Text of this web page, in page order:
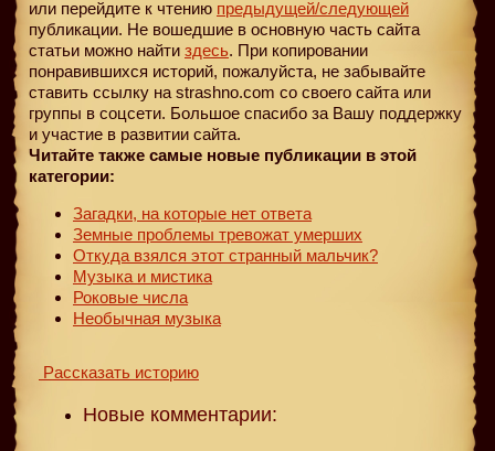
или перейдите к чтению предыдущей/следующей
публикации. Не вошедшие в основную часть сайта
статьи можно найти здесь. При копировании
понравившихся историй, пожалуйста, не забывайте
ставить ссылку на strashno.com со своего сайта или
группы в соцсети. Большое спасибо за Вашу поддержку
и участие в развитии сайта.
Читайте также самые новые публикации в этой
категории:
Загадки, на которые нет ответа
Земные проблемы тревожат умерших
Откуда взялся этот странный мальчик?
Музыка и мистика
Роковые числа
Необычная музыка
Рассказать историю
Новые комментарии: